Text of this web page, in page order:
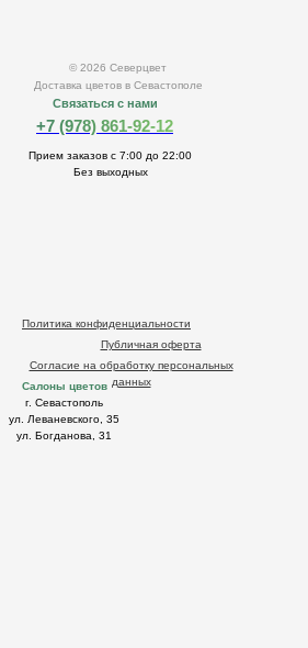
© 2026 Северцвет
Доставка цветов в Севастополе
Связаться с нами
+7 (978) 861-92-12
Прием заказов с 7:00 до 22:00
Без выходных
Политика конфиденциальности
Публичная оферта
Согласие на обработку персональных
данных
Салоны цветов
г. Севастополь
ул. Леваневского, 35
ул. Богданова, 31